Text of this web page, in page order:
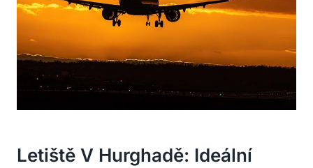
Letiště V Hurghadě: Ideální